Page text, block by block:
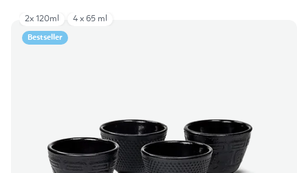
Bestseller
2x 120ml 4 x 65 ml